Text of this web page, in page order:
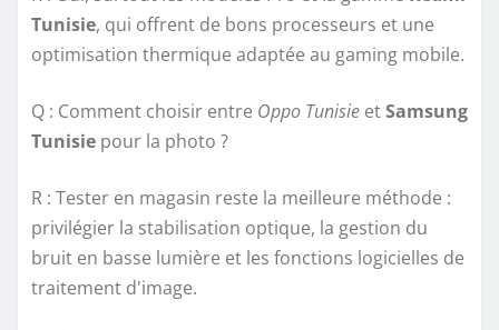
Tunisie, qui offrent de bons processeurs et une
optimisation thermique adaptée au gaming mobile.
Q : Comment choisir entre Oppo Tunisie etSamsung
Tunisie pour la photo ?
R : Tester en magasin reste la meilleure méthode :
privilégier la stabilisation optique, la gestion du
bruit en basse lumière et les fonctions logicielles de
traitement d'image.